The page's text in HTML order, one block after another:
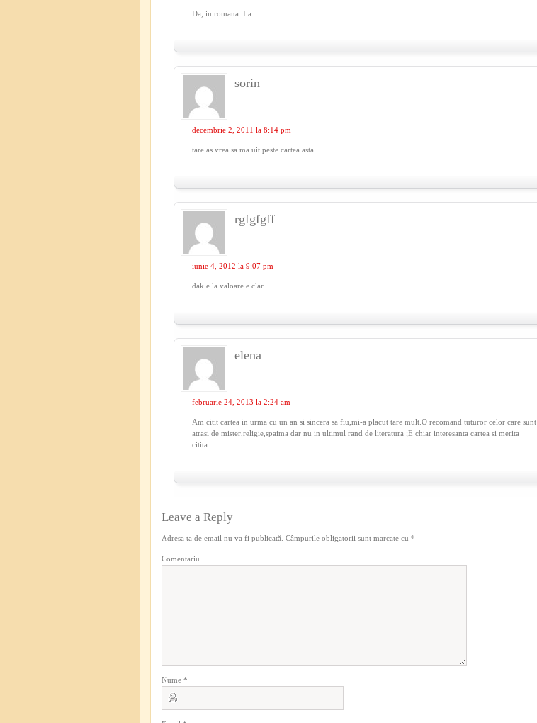
Da, in romana. Ila
sorin
decembrie 2, 2011 la 8:14 pm
tare as vrea sa ma uit peste cartea asta
rgfgfgff
iunie 4, 2012 la 9:07 pm
dak e la valoare e clar
elena
februarie 24, 2013 la 2:24 am
Am citit cartea in urma cu un an si sincera sa fiu,mi-a placut tare mult.O recomand tuturor celor care sunt
atrasi de mister,religie,spaima dar nu in ultimul rand de literatura ;E chiar interesanta cartea si merita
citita.
Leave a Reply
Adresa ta de email nu va fi publicată. Câmpurile obligatorii sunt marcate cu *
Comentariu
Nume *